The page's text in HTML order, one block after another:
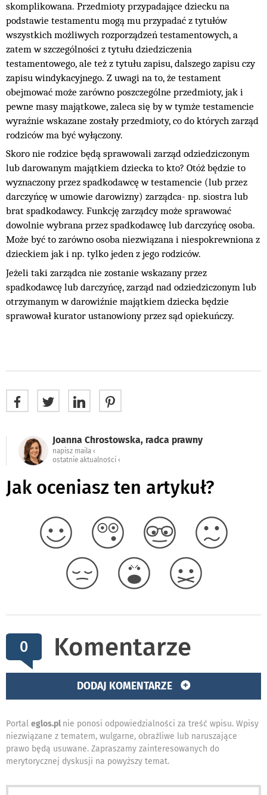
skomplikowana. Przedmioty przypadające dziecku na
podstawie testamentu mogą mu przypadać z tytułów
wszystkich możliwych rozporządzeń testamentowych, a
zatem w szczególności z tytułu dziedziczenia
testamentowego, ale też z tytułu zapisu, dalszego zapisu czy
zapisu windykacyjnego. Z uwagi na to, że testament
obejmować może zarówno poszczególne przedmioty, jak i
pewne masy majątkowe, zaleca się by w tymże testamencie
wyraźnie wskazane zostały przedmioty, co do których zarząd
rodziców ma być wyłączony.
Skoro nie rodzice będą sprawowali zarząd odziedziczonym
lub darowanym majątkiem dziecka to kto? Otóż będzie to
wyznaczony przez spadkodawcę w testamencie (lub przez
darczyńcę w umowie darowizny) zarządca- np. siostra lub
brat spadkodawcy. Funkcję zarządcy może sprawować
dowolnie wybrana przez spadkodawcę lub darczyńcę osoba.
Może być to zarówno osoba niezwiązana i niespokrewniona z
dzieckiem jak i np. tylko jeden z jego rodziców.
Jeżeli taki zarządca nie zostanie wskazany przez
spadkodawcę lub darczyńcę, zarząd nad odziedziczonym lub
otrzymanym w darowiźnie majątkiem dziecka będzie
sprawował kurator ustanowiony przez sąd opiekuńczy.
Joanna Chrostowska, radca prawny
napisz maila ‹
ostatnie aktualności ‹
Jak oceniasz ten artykuł?
0 Komentarze
DODAJ KOMENTARZE
Portal eglos.pl nie ponosi odpowiedzialności za treść wpisu. Wpisy
niezwiązane z tematem, wulgarne, obraźliwe lub naruszające
prawo będą usuwane. Zapraszamy zainteresowanych do
merytorycznej dyskusji na powyższy temat.